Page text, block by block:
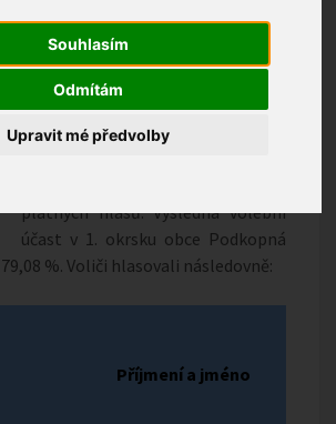
Souhlasím
Odmítám
Upravit mé předvolby
K hlasovací urně při komunálních
volbách v Podkopné Lhotě
platných hlasů. Výsledná volební
účast v 1. okrsku obce Podkopná
%. Voliči hlasovali následovně:
Příjmení a jméno